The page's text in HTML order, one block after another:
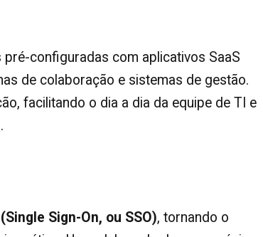
configuradas com aplicativos SaaS
de colaboração e sistemas de gestão.
facilitando o dia a dia da equipe de TI e
(Single Sign-On, ou SSO), tornando o